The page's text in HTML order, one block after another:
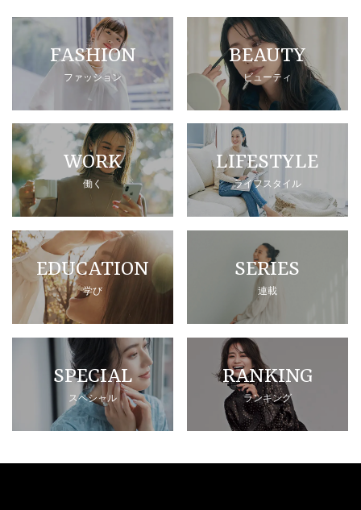
FASHION
ファッション
BEAUTY
ビューティ
WORK
働く
LIFESTYLE
ライフスタイル
EDUCATION
学び
SERIES
連載
SPECIAL
スペシャル
RANKING
ランキング